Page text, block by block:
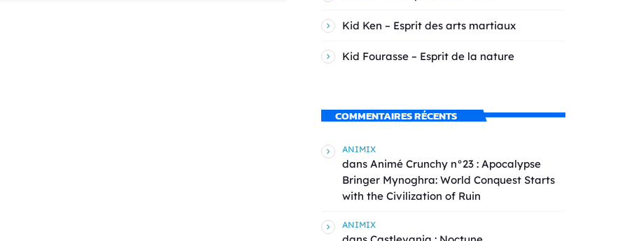
Kid Ken – Esprit des arts martiaux
Kid Fourasse – Esprit de la nature
COMMENTAIRES RÉCENTS
ANIMIX
dans Animé Crunchy n°23 : Apocalypse
Bringer Mynoghra: World Conquest Starts
with the Civilization of Ruin
ANIMIX